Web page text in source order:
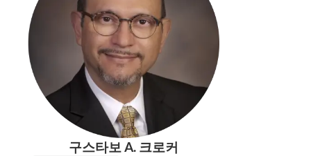
구스타보 A. 크로커